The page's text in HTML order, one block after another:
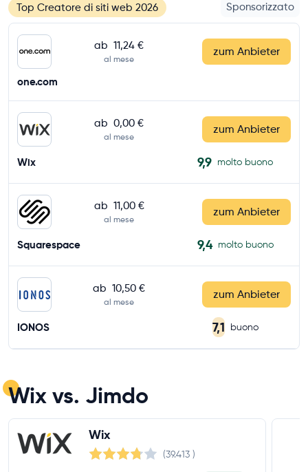
Top Creatore di siti web 2026 Sponsorizzato
ab 11,24 €
al mese
zum Anbieter
one.com
ab 0,00 €
al mese
zum Anbieter
Wix 9,9 molto buono
ab 11,00 €
al mese
zum Anbieter
Squarespace 9,4 molto buono
ab 10,50 €
al mese
zum Anbieter
IONOS 7,1 buono
Wix vs. Jimdo
Wix
(39.413 )